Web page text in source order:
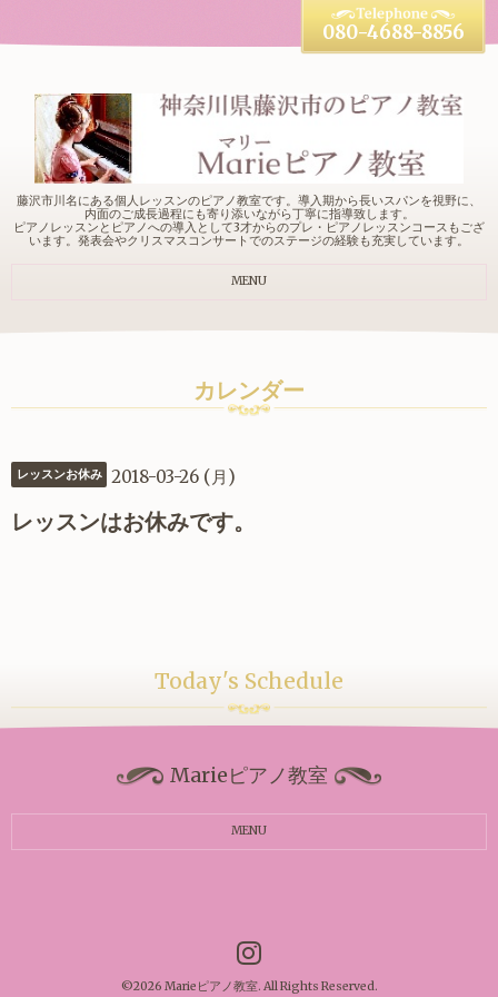
藤沢市川名にある個人レッスンのピアノ教室です。導入期から長いスパンを視野に、
内面のご成長過程にも寄り添いながら丁寧に指導致します。
ピアノレッスンとピアノへの導入として3才からのプレ・ピアノレッスンコースもござ
います。発表会やクリスマスコンサートでのステージの経験も充実しています。
080-4688-8856
MENU
カレンダー
レッスンお休み 2018-03-26 (月)
レッスンはお休みです。
Today's Schedule
Marieピアノ教室
MENU
©2026 Marieピアノ教室. All Rights Reserved.